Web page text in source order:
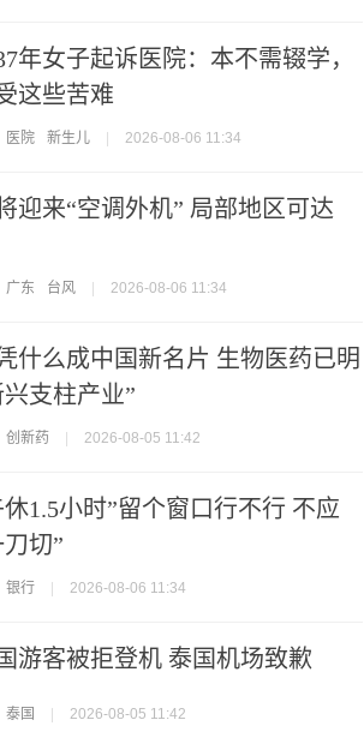
年女子起诉医院：本不需辍学，
这些苦难
医院 新生儿 2026-08-06 11:34
迎来“空调外机” 局部地区可达
广东 台风 2026-08-06 11:34
什么成中国新名片 生物医药已明
支柱产业”
创新药 2026-08-05 11:42
休1.5小时”留个窗口行不行 不应
切”
银行 2026-08-06 11:34
游客被拒登机 泰国机场致歉
泰国 2026-08-05 11:42